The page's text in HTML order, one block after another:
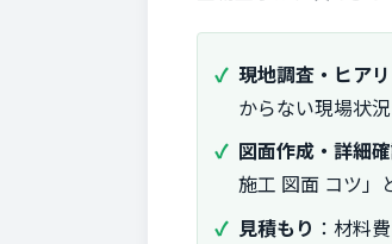
現地調査・ヒア
からない現場状
図面作成・詳細
施工 図面 コツ」
見積もり ：材料